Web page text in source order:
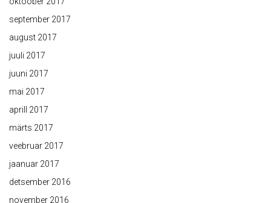
september 2017
august 2017
juuli 2017
juuni 2017
mai 2017
aprill 2017
märts 2017
veebruar 2017
jaanuar 2017
detsember 2016
november 2016